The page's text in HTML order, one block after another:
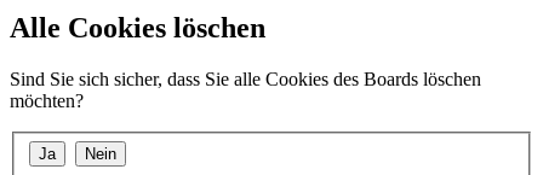
Alle Cookies löschen
Sind Sie sich sicher, dass Sie alle Cookies des Boards löschen
möchten?